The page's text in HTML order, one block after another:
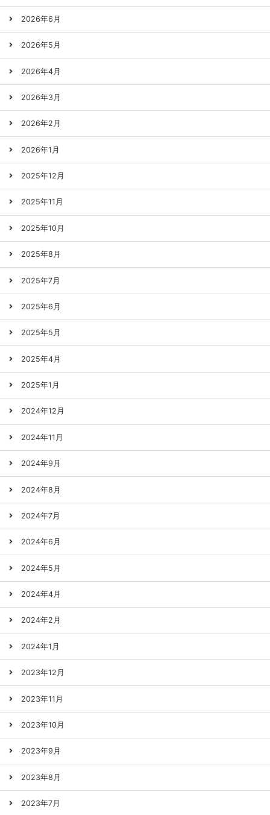
2026年6月
2026年5月
2026年4月
2026年3月
2026年2月
2026年1月
2025年12月
2025年11月
2025年10月
2025年8月
2025年7月
2025年6月
2025年5月
2025年4月
2025年1月
2024年12月
2024年11月
2024年9月
2024年8月
2024年7月
2024年6月
2024年5月
2024年4月
2024年2月
2024年1月
2023年12月
2023年11月
2023年10月
2023年9月
2023年8月
2023年7月